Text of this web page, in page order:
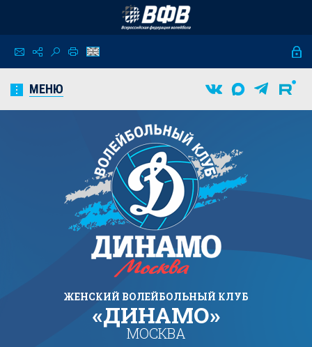
МЕНЮ
ЖЕНСКИЙ ВОЛЕЙБОЛЬНЫЙ КЛУБ
«ДИНАМО»
МОСКВА